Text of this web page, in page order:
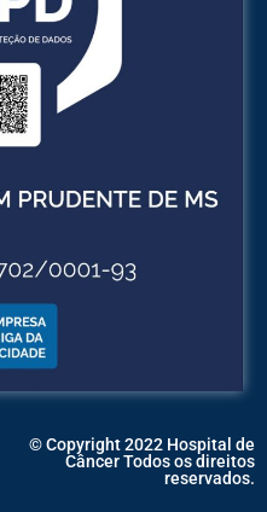
© Copyright 2022 Hospital de
Câncer Todos os direitos
reservados.